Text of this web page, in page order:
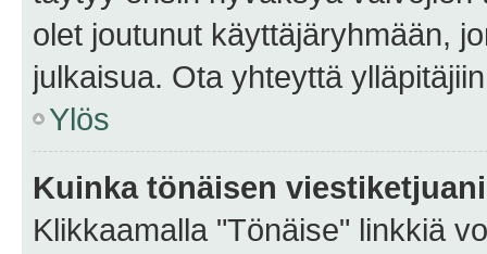
olet joutunut käyttäjäryhmään,
julkaisua. Ota yhteyttä
Ylös
Kuinka tönäisen
Klikkaamalla "Tönäise" linkkiä